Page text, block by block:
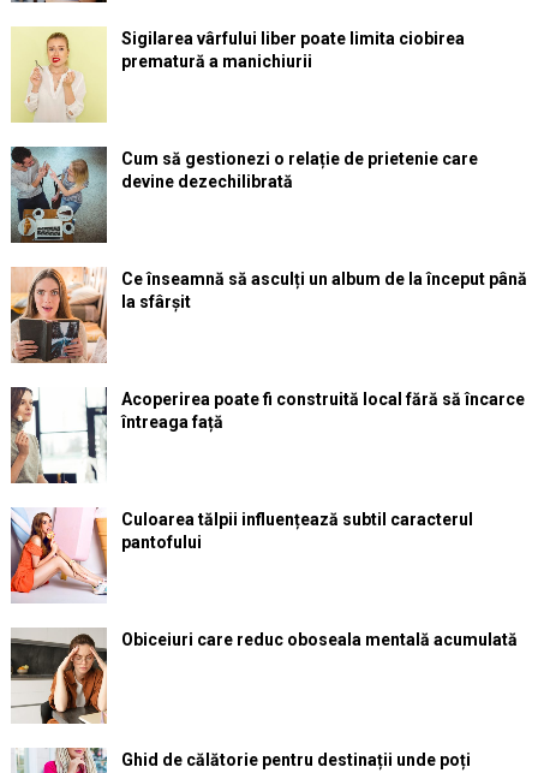
Sigilarea vârfului liber poate limita ciobirea
prematură a manichiurii
Cum să gestionezi o relație de prietenie care
devine dezechilibrată
Ce înseamnă să asculți un album de la început până
la sfârșit
Acoperirea poate fi construită local fără să încarce
întreaga față
Culoarea tălpii influențează subtil caracterul
pantofului
Obiceiuri care reduc oboseala mentală acumulată
Ghid de călătorie pentru destinații unde poți